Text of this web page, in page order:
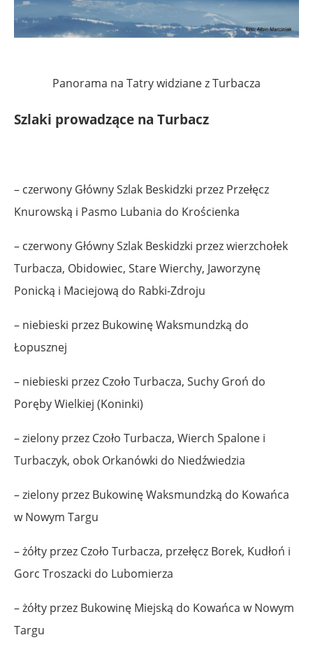
Panorama na Tatry widziane z Turbacza
Szlaki prowadzące na Turbacz
– czerwony Główny Szlak Beskidzki przez Przełęcz
Knurowską i Pasmo Lubania do Krościenka
– czerwony Główny Szlak Beskidzki przez wierzchołek
Turbacza, Obidowiec, Stare Wierchy, Jaworzynę
Ponicką i Maciejową do Rabki-Zdroju
– niebieski przez Bukowinę Waksmundzką do
Łopusznej
– niebieski przez Czoło Turbacza, Suchy Groń do
Poręby Wielkiej (Koninki)
– zielony przez Czoło Turbacza, Wierch Spalone i
Turbaczyk, obok Orkanówki do Niedźwiedzia
– zielony przez Bukowinę Waksmundzką do Kowańca
w Nowym Targu
– żółty przez Czoło Turbacza, przełęcz Borek, Kudłoń i
Gorc Troszacki do Lubomierza
– żółty przez Bukowinę Miejską do Kowańca w Nowym
Targu